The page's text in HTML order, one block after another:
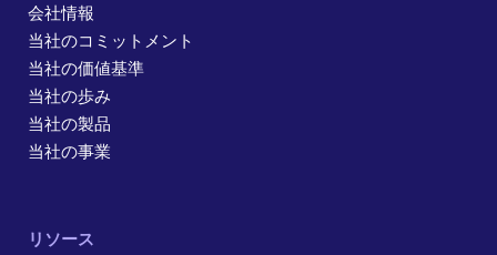
会社情報
当社のコミットメント
当社の価値基準
当社の歩み
当社の製品
当社の事業
リソース